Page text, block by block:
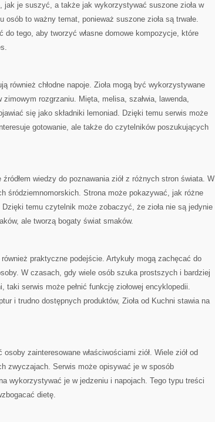
jak je suszyć, a także jak wykorzystywać suszone zioła w
osób to ważny temat, ponieważ suszone zioła są trwałe.
do tego, aby tworzyć własne domowe kompozycje, które
również chłodne napoje. Zioła mogą być wykorzystywane
rozgrzaniu. Mięta, melisa, szałwia, lawenda,
się jako składniki lemoniad. Dzięki temu serwis może
gotowanie, ale także do czytelników poszukujących
wiedzy do poznawania ziół z różnych stron świata. W
śródziemnomorskich. Strona może pokazywać, jak różne
Dzięki temu czytelnik może zobaczyć, że zioła nie są jedynie
ale tworzą bogaty świat smaków.
praktyczne podejście. Artykuły mogą zachęcać do
W czasach, gdy wiele osób szuka prostszych i bardziej
taki serwis może pełnić funkcję ziołowej encyklopedii.
i trudno dostępnych produktów, Zioła od Kuchni stawia na
zainteresowane właściwościami ziół. Wiele ziół od
zwyczajach. Serwis może opisywać je w sposób
wykorzystywać je w jedzeniu i napojach. Tego typu treści
dietę.